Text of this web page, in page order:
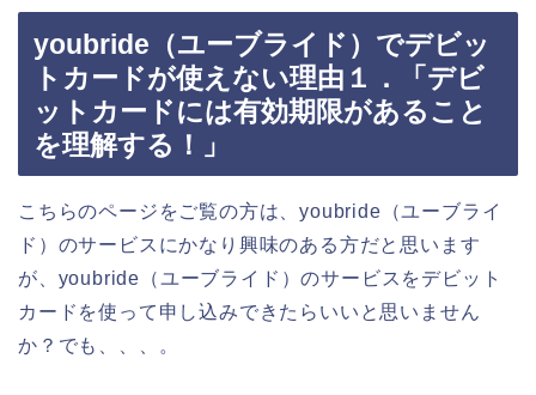
youbride（ユーブライド）でデビッ
トカードが使えない理由１．「デビ
ットカードには有効期限があること
を理解する！」
こちらのページをご覧の方は、youbride（ユーブライ
ド）のサービスにかなり興味のある方だと思います
が、youbride（ユーブライド）のサービスをデビット
カードを使って申し込みできたらいいと思いません
か？でも、、、。